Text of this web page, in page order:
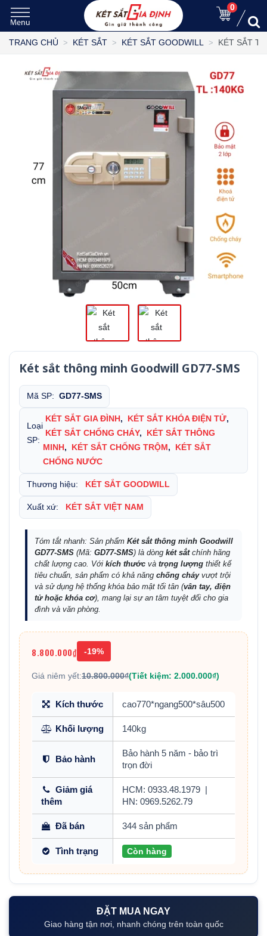
0
TRANG CHỦ KÉT SẮT KÉT SẮT GOODWILL KÉT SẮT
Két sắt thông minh Goodwill GD77-SMS
Mã SP: GD77-SMS
Loại
SP:
KÉT SẮT GIA ĐÌNH , KÉT SẮT KHÓA ĐIỆN TỬ,
KÉT SẮT CHỐNG CHÁY,
KÉT SẮT THÔNG
MINH , KÉT SẮT CHỐNG TRỘM ,
KÉT SẮT
CHỐNG NƯỚC
Thương hiệu: KÉT SẮT GOODWILL
Xuất xứ: KÉT SẮT VIỆT NAM
Tóm tắt nhanh: Sản phẩm Két sắt thông minh Goodwill
GD77-SMS (Mã: GD77-SMS) là dòng két sắtchính hãng
chất lượng cao. Với kích thước và trọng lượng thiết kế
tiêu chuẩn, sản phẩm có khả năng chống cháyvượt trội
và sử dụng hệ thống khóa bảo mật tối tân (vân tay, điện
tử hoặc khóa cơ), mang lại sự an tâm tuyệt đối cho gia
đình và văn phòng.
8.800.000₫ -19%
Giá niêm yết:10.800.000₫(Tiết kiệm: 2.000.000₫)
Kích thước cao770*ngang500*sâu500
Khối lượng 140kg
Bảo hành
Bảo hành 5 năm - bảo trì
trọn đời
Giảm giá
thêm
HCM: 0933.48.1979
HN: 0969.5262.79
Đã bán 344 sản phẩm
Tình trạng Còn hàng
ĐẶT MUA NGAY
Giao hàng tận nơi, nhanh chóng trên toàn quốc